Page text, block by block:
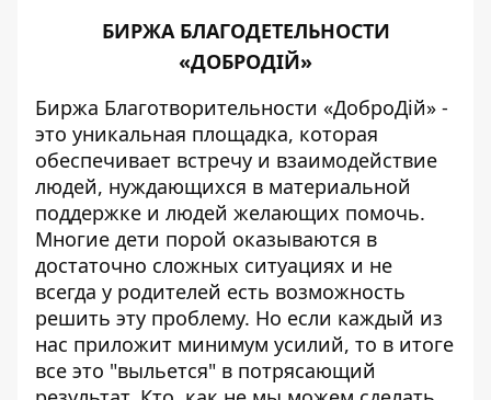
БИРЖА БЛАГОДЕТЕЛЬНОСТИ
«ДОБРОДІЙ»
Биржа Благотворительности «ДоброДій» -
это уникальная площадка, которая
обеспечивает встречу и взаимодействие
людей, нуждающихся в материальной
поддержке и людей желающих помочь.
Многие дети порой оказываются в
достаточно сложных ситуациях и не
всегда у родителей есть возможность
решить эту проблему. Но если каждый из
нас приложит минимум усилий, то в итоге
все это "выльется" в потрясающий